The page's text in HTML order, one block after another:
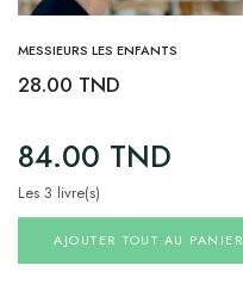
MESSIEURS LES ENFANTS
28.00 TND
84.00 TND
Les 3 livre(s)
AJOUTER TOUT AU PANIER